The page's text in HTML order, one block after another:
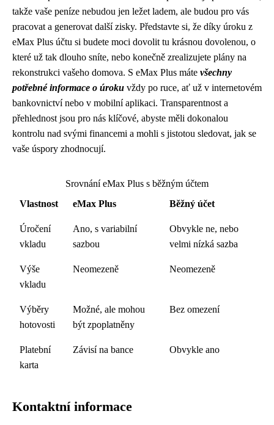
takže vaše peníze nebudou jen ležet ladem, ale budou pro vás
pracovat a generovat další zisky. Představte si, že díky úroku z
eMax Plus účtu si budete moci dovolit tu krásnou dovolenou, o
které už tak dlouho sníte, nebo konečně zrealizujete plány na
rekonstrukci vašeho domova. S eMax Plus máte všechny
potřebné informace o úroku vždy po ruce, ať už v internetovém
bankovnictví nebo v mobilní aplikaci. Transparentnost a
přehlednost jsou pro nás klíčové, abyste měli dokonalou
kontrolu nad svými financemi a mohli s jistotou sledovat, jak se
vaše úspory zhodnocují.
Srovnání eMax Plus s běžným účtem
Vlastnost
eMax Plus Běžný účet
Úročení
vkladu
Ano, s variabilní
sazbou
Obvykle ne, nebo
velmi nízká sazba
Výše
vkladu
Neomezeně Neomezeně
Výběry
hotovosti
Možné, ale mohou
být zpoplatněny
Bez omezení
Platební
karta
Závisí na bance Obvykle ano
Kontaktní informace